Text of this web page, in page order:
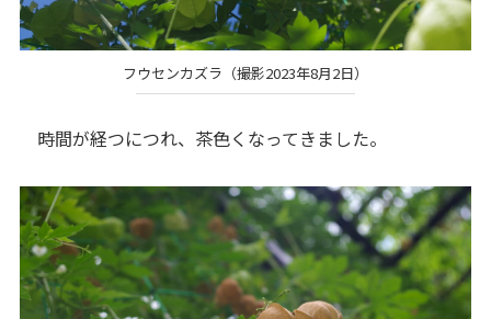
フウセンカズラ（撮影2023年8月2日）
時間が経つにつれ、茶色くなってきました。